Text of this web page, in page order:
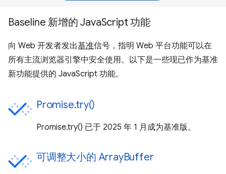
Baseline 新增的 JavaScript 功能
向 Web 开发者发出基准信号，指明 Web 平台功能可以在
所有主流浏览器引擎中安全使用。以下是一些现已作为基准
新功能提供的 JavaScript 功能。
Promise.try()
Promise.try() 已于 2025 年 1 月成为基准版。
可调整大小的 ArrayBuffer